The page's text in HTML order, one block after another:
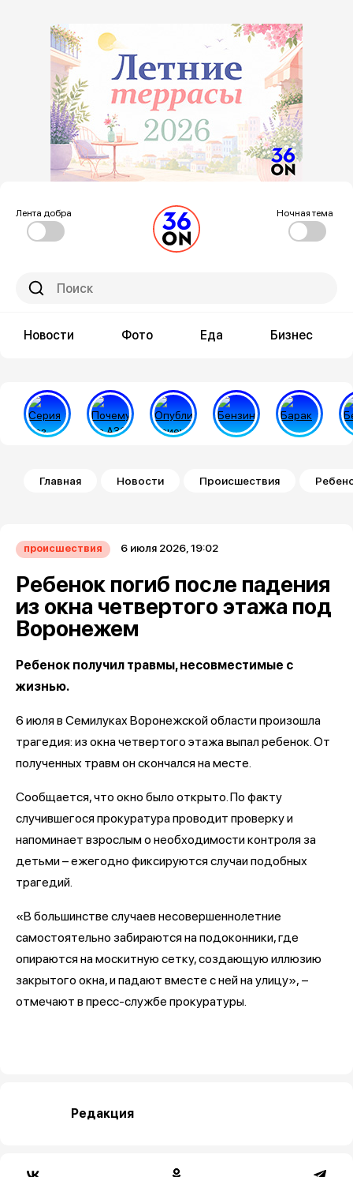
Лента добра Ночная тема
Новости Фото Еда Бизнес
Строка навигации
Главная Новости Происшествия
происшествия 6 июля 2026, 19:02
Ребенок погиб после падения
из окна четвертого этажа под
Воронежем
Ребенок получил травмы, несовместимые с
жизнью.
6 июля в Семилуках Воронежской области произошла
трагедия: из окна четвертого этажа выпал ребенок. От
полученных травм он скончался на месте.
Сообщается, что окно было открыто. По факту
случившегося прокуратура проводит проверку и
напоминает взрослым о необходимости контроля за
детьми – ежегодно фиксируются случаи подобных
трагедий.
«В большинстве случаев несовершеннолетние
самостоятельно забираются на подоконники, где
опираются на москитную сетку, создающую иллюзию
закрытого окна, и падают вместе с ней на улицу», –
отмечают в пресс-службе прокуратуры.
Редакция